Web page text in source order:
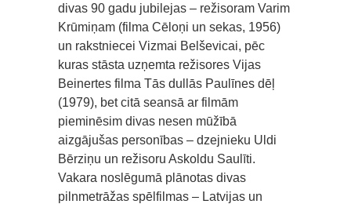
divas 90 gadu jubilejas – režisoram Varim
Krūmiņam (filma Cēloņi un sekas, 1956)
un rakstniecei Vizmai Belševicai, pēc
kuras stāsta uzņemta režisores Vijas
Beinertes filma Tās dullās Paulīnes dēļ
(1979), bet citā seansā ar filmām
pieminēsim divas nesen mūžībā
aizgājušas personības – dzejnieku Uldi
Bērziņu un režisoru Askoldu Saulīti.
Vakara noslēgumā plānotas divas
pilnmetrāžas spēlfilmas – Latvijas un